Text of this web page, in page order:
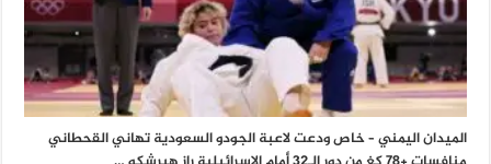
الميدان اليمني – خاص ودعت لاعبة الجودو السعودية تهاني القحطاني